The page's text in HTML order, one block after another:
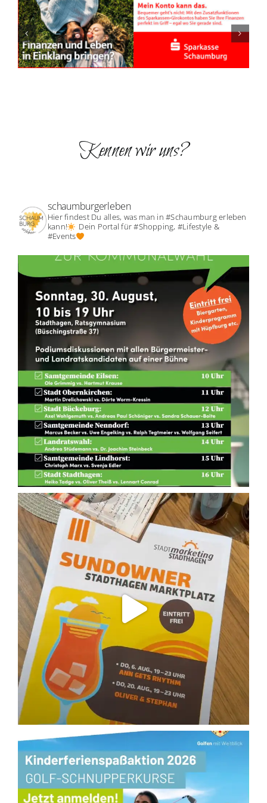
Kennen wir uns?
schaumburgerleben
Hier findest Du alles, was man in #Schaumburg erleben
kann!
Dein Portal für #Shopping, #Lifestyle &
#Events